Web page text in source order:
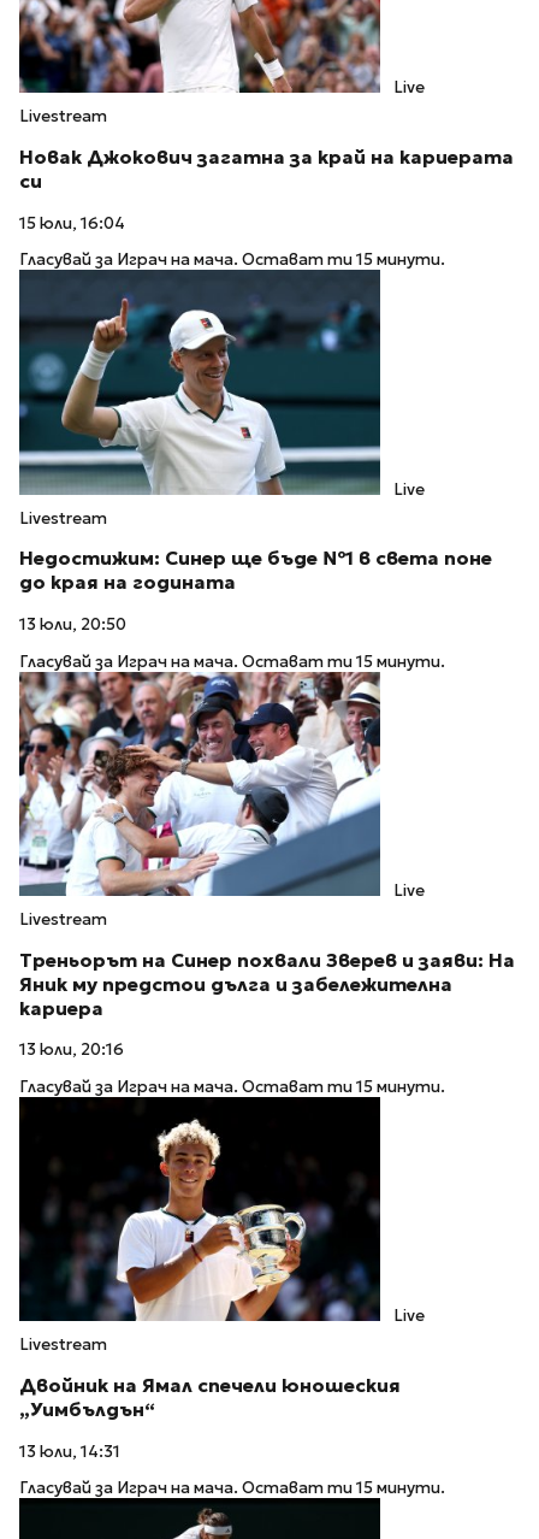
Live
Livestream
Новак Джокович загатна за край на кариерата
си
15 юли, 16:04
Гласувай за Играч на мача. Остават ти 15 минути.
Live
Livestream
Недостижим: Синер ще бъде №1 в света поне
до края на годината
13 юли, 20:50
Гласувай за Играч на мача. Остават ти 15 минути.
Live
Livestream
Треньорът на Синер похвали Зверев и заяви: На
Яник му предстои дълга и забележителна
кариера
13 юли, 20:16
Гласувай за Играч на мача. Остават ти 15 минути.
Live
Livestream
Двойник на Ямал спечели юношеския
„Уимбълдън“
13 юли, 14:31
Гласувай за Играч на мача. Остават ти 15 минути.